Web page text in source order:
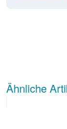
Ähnliche